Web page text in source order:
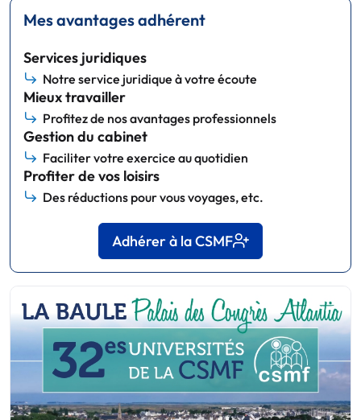
Mes avantages adhérent
Services juridiques
Notre service juridique à votre écoute
Mieux travailler
Profitez de nos avantages professionnels
Gestion du cabinet
Faciliter votre exercice au quotidien
Profiter de vos loisirs
Des réductions pour vous voyages, etc.
Adhérer à la CSMF